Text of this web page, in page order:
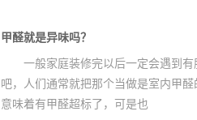
甲醛就是异味吗？
一般家庭装修完以后一定会遇到有
吧，人们通常就把那个当做是室内甲
意味着有甲醛超标了，可是也